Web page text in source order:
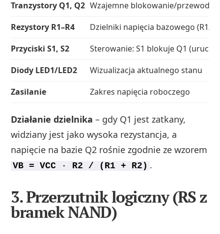
Tranzystory Q1, Q2 Wzajemne blokowanie/
Rezystory R1–R4
Dzielniki napięcia bazowego (R1/
Przyciski S1, S2
Sterowanie: S1 blokuje Q1
Diody LED1/LED2
Wizualizacja aktualnego stanu
Zasilanie
Zakres napięcia roboczego
Działanie dzielnika – gdy Q1 jest zatkany,
widziany jest jako wysoka rezystancja, a
napięcie na bazie Q2 rośnie zgodnie ze wzorem
VB = VCC · R2 / (R1 + R2) .
3. Przerzutnik logiczny (RS z
bramek NAND)